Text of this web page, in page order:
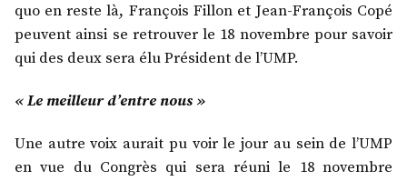
quo en reste là, François Fillon et Jean-François Copé
peuvent ainsi se retrouver le 18 novembre pour savoir
qui des deux sera élu Président de l’UMP.
« Le meilleur d’entre nous »
Une autre voix aurait pu voir le jour au sein de l’UMP
en vue du Congrès qui sera réuni le 18 novembre